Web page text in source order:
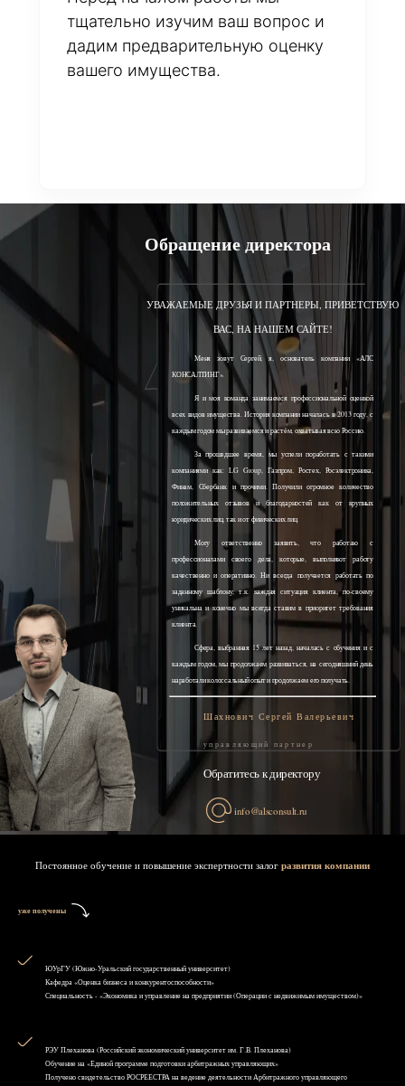
тщательно изучим ваш вопрос и
дадим предварительную оценку
вашего имущества.
Обращение директора
УВАЖАЕМЫЕ ДРУЗЬЯ И ПАРТНЕРЫ, ПРИВЕТСТВУЮ
ВАС, НА НАШЕМ САЙТЕ!
Меня зовут Сергей, я, основатель компании «АЛС
КОНСАЛТИНГ».
Я и моя команда занимаемся профессиональной оценкой
всех видов имущества. История компании началась в 2013 году, с
каждым годом мы развиваемся и растём, охватывая всю Россию.
За прошедшее время, мы успели поработать с такими
компаниями как: LG Group, Газпром, Ростех, Росэлектроника,
Финам, Сбербанк и прочими. Получили огромное количество
положительных отзывов и благодарностей как от крупных
юридических лиц, так и от физических лиц.
Могу ответственно заявить, что работаю с
профессионалами своего дела, которые, выполняют работу
качественно и оперативно. Ни всегда получается работать по
заданному шаблону, т.к. каждая ситуация клиента, по-своему
уникальна и конечно мы всегда ставим в приоритет требования
клиента.
Сфера, выбранная 15 лет назад, началась с обучения и с
каждым годом, мы продолжаем развиваться, на сегодняшний день
наработали колоссальный опыт и продолжаем его получать.
Шахнович Сергей Валерьевич
управляющий партнер
Обратитесь к директору
info@alsconsult.ru
Постоянное обучение и повышение экспертности залог развития компании
уже получены
ЮУрГУ (Южно-Уральский государственный университет)
Кафедра «Оценка бизнеса и конкурентоспособности»
Специальность - «Экономика и управление на предприятии (Операции с недвижимым имуществом)»
РЭУ Плеханова (Российский экономический университет им. Г.В. Плеханова)
Обучение на «Единой программе подготовки арбитражных управляющих»
Получено свидетельство РОСРЕЕСТРА на ведение деятельности Арбитражного управляющего